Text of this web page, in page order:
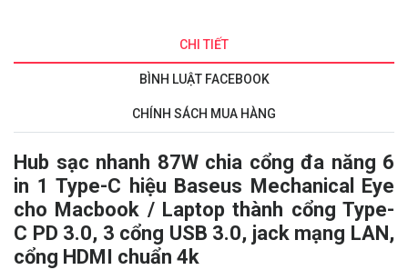
CHI TIẾT
BÌNH LUẬT FACEBOOK
CHÍNH SÁCH MUA HÀNG
Hub sạc nhanh 87W chia cổng đa năng 6
in 1 Type-C hiệu Baseus Mechanical Eye
cho Macbook / Laptop thành cổng Type-
C PD 3.0, 3 cổng USB 3.0, jack mạng LAN,
cổng HDMI chuẩn 4k